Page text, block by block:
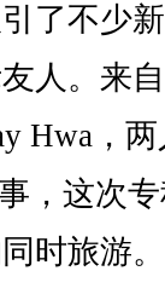
了不少
人。来
Hwa，
，这次
时旅游。